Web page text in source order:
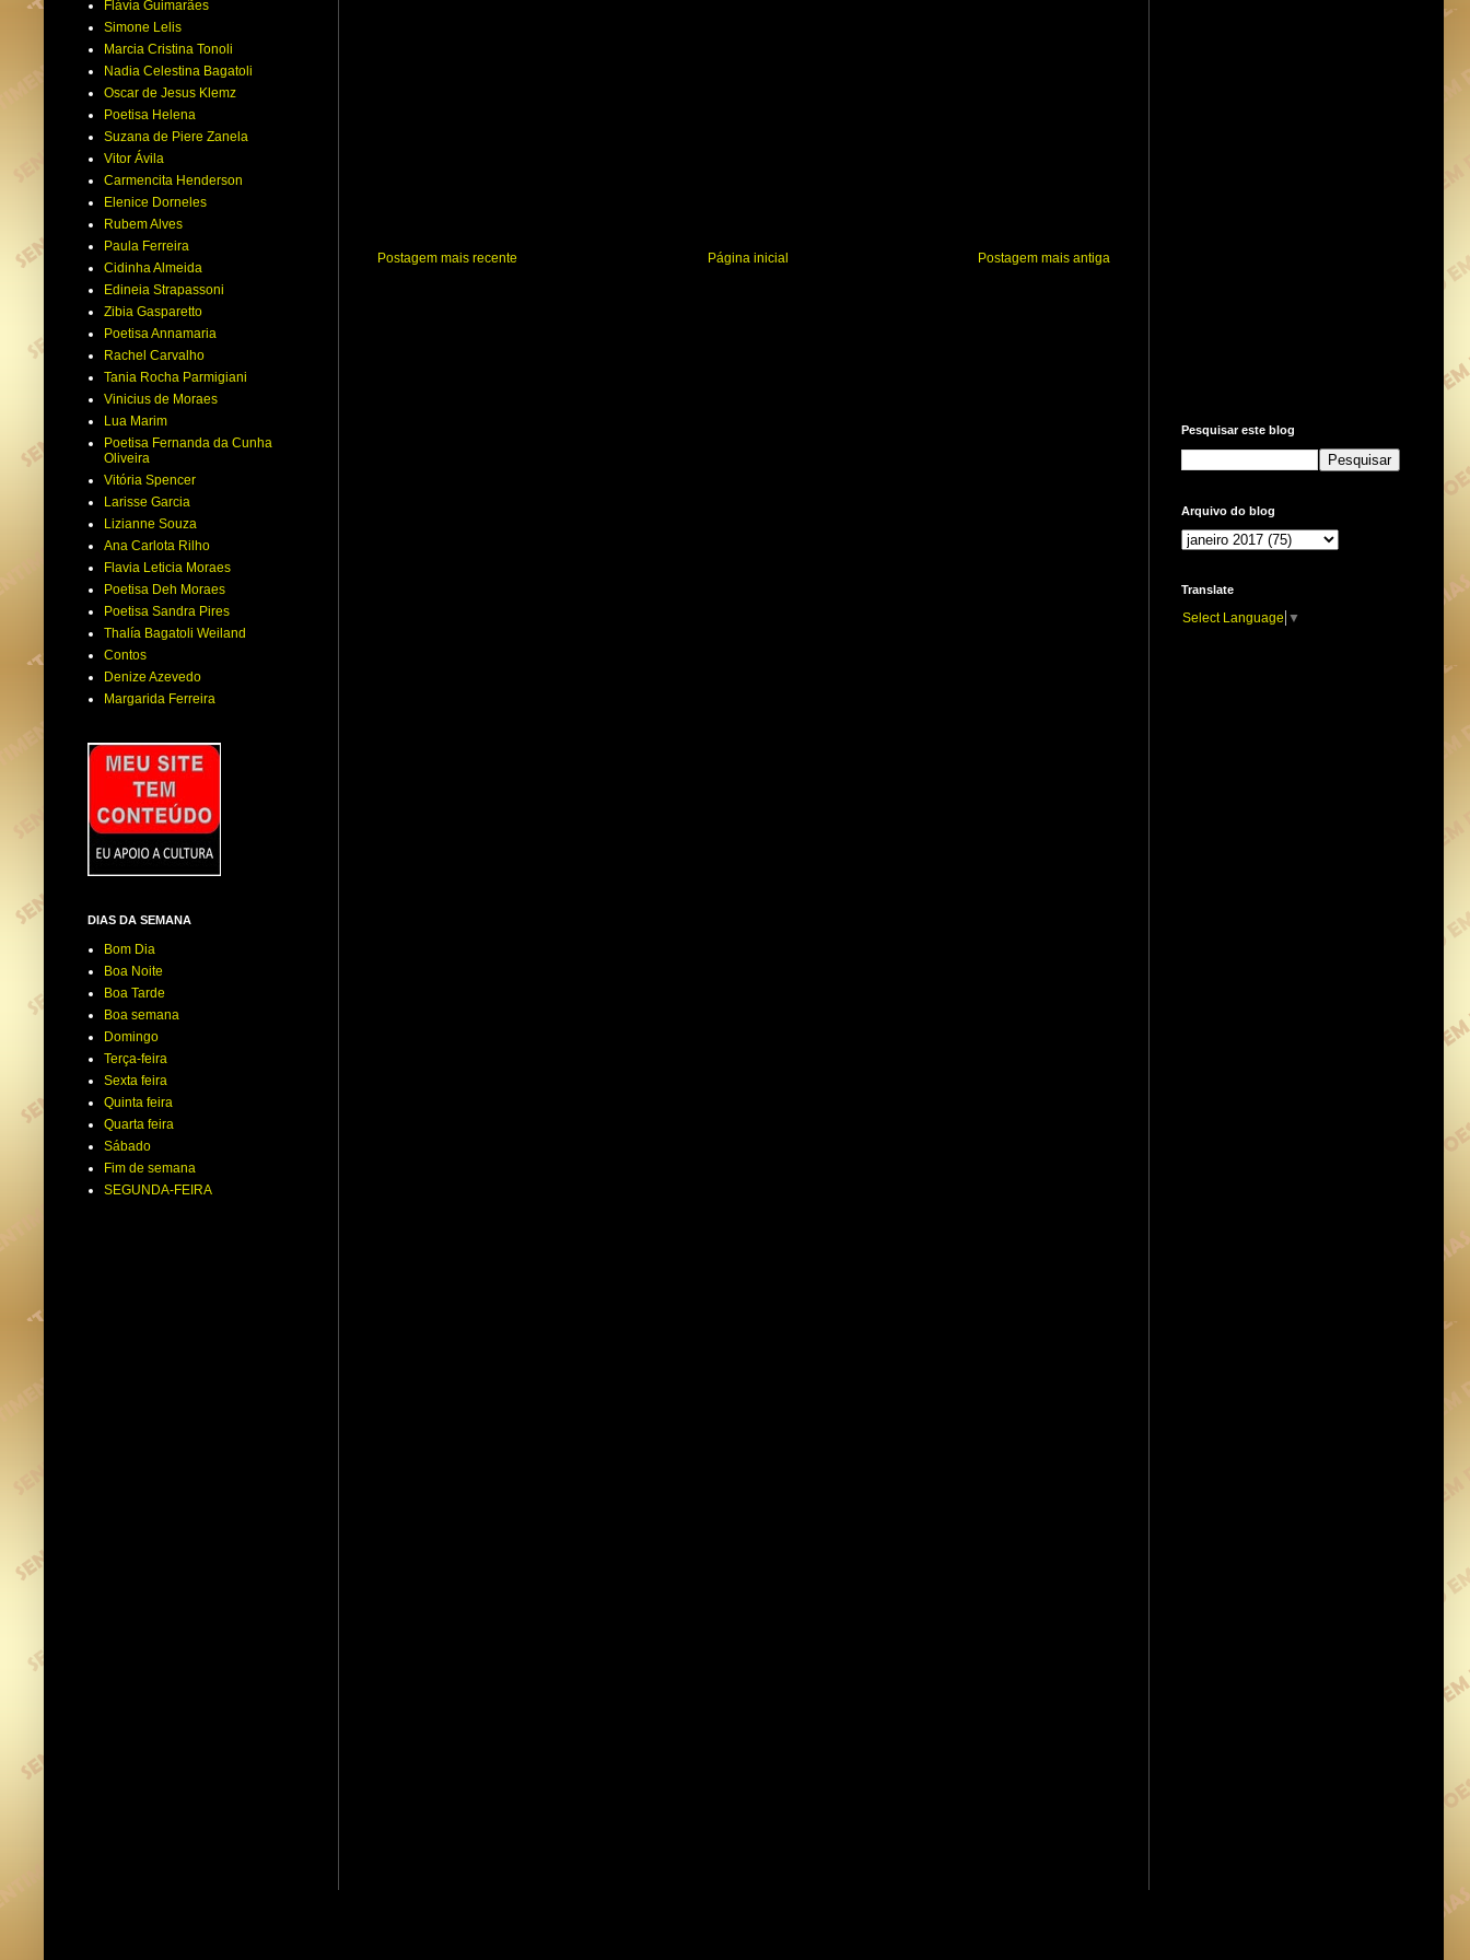
Postagem mais recente Postagem mais antiga
Página inicial
Flávia Guimarães
Simone Lelis
Marcia Cristina Tonoli
Nadia Celestina Bagatoli
Oscar de Jesus Klemz
Poetisa Helena
Suzana de Piere Zanela
Vitor Ávila
Carmencita Henderson
Elenice Dorneles
Rubem Alves
Paula Ferreira
Cidinha Almeida
Edineia Strapassoni
Zibia Gasparetto
Poetisa Annamaria
Rachel Carvalho
Tania Rocha Parmigiani
Vinicius de Moraes
Lua Marim
Poetisa Fernanda da Cunha
Oliveira
Vitória Spencer
Larisse Garcia
Lizianne Souza
Ana Carlota Rilho
Flavia Leticia Moraes
Poetisa Deh Moraes
Poetisa Sandra Pires
Thalía Bagatoli Weiland
Contos
Denize Azevedo
Margarida Ferreira
DIAS DA SEMANA
Bom Dia
Boa Noite
Boa Tarde
Boa semana
Domingo
Terça-feira
Sexta feira
Quinta feira
Quarta feira
Sábado
Fim de semana
SEGUNDA-FEIRA
Pesquisar este blog
Arquivo do blog
Translate
Select Language ▼